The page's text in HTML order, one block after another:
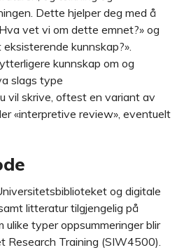
Dette hjelper deg med å
vet vi om dette emnet?» og
kunnskap?».
kunnskap om og
slags type
vil skrive, oftest en variant av
«interpretive review», eventuelt
og digitale
litteratur tilgjengelig på
typer oppsummeringer blir
Research Training (SIW4500).